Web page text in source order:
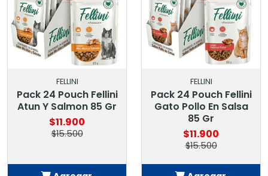
FELLINI
Pack 24 Pouch Fellini
Atun Y Salmon 85 Gr
$11.900
$15.500
FELLINI
Pack 24 Pouch Fellini
Gato Pollo En Salsa
85 Gr
$11.900
$15.500